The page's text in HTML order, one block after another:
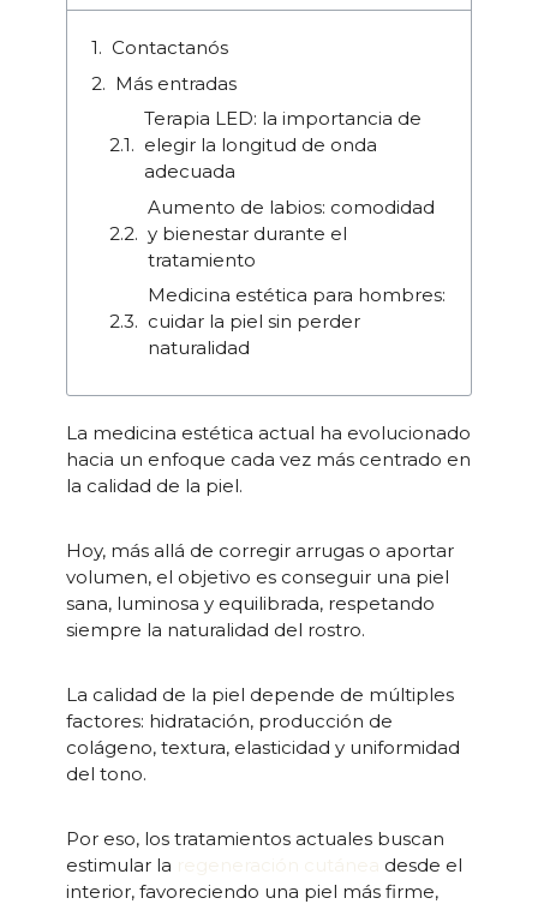
Contactanós
Más entradas
Terapia LED: la importancia de
elegir la longitud de onda
adecuada
Aumento de labios: comodidad
y bienestar durante el
tratamiento
Medicina estética para hombres:
cuidar la piel sin perder
naturalidad
La medicina estética actual ha evolucionado
hacia un enfoque cada vez más centrado en
la calidad de la piel.
Hoy, más allá de corregir arrugas o aportar
volumen, el objetivo es conseguir una piel
sana, luminosa y equilibrada, respetando
siempre la naturalidad del rostro.
La calidad de la piel depende de múltiples
factores: hidratación, producción de
colágeno, textura, elasticidad y uniformidad
del tono.
Por eso, los tratamientos actuales buscan
estimular la
desde el
interior, favoreciendo una piel más firme,